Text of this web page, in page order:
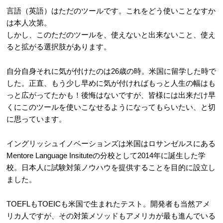
言語（英語）はただのツールです。これをどう使いことなすか
は本人次第。
しかし、このただのツールを、使えないと出来ないこと、使え
ると拡がる選択肢があります。
自分自身それに気が付けたのは26歳の時。米国に留学した時で
した。正直、もう少し早めに気が付ければもっと人生の幅はも
っと広がってたかも！後悔はないですが、皆様には出来だけ早
くにこのツールを使いこなせるようになってもらいたい、と切
に思っています。
イングリッシュイノベーションズは米国はロサンゼルスにある
Mentore Language Insituteの分校として2014年に誕生した学
校。日本人に試験対策ノウハウを提供することを目的に設立し
ました。
TOEFLもTOEICも米国で生まれたテスト。開発者も当然アメ
リカ人ですが、その対策メソッドもアメリカが最も進んでいる